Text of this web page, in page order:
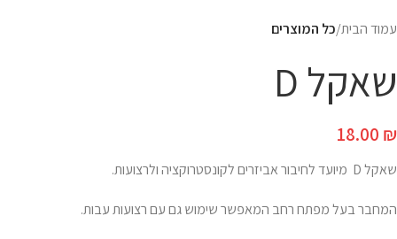
עמוד הבית כל המוצרים
שאקל D
18.00 ₪
שאקל D מיועד לחיבור אביזרים לקונסטרוקציה ולרצועות.
המחבר בעל מפתח רחב המאפשר שימוש גם עם רצועות עבות.